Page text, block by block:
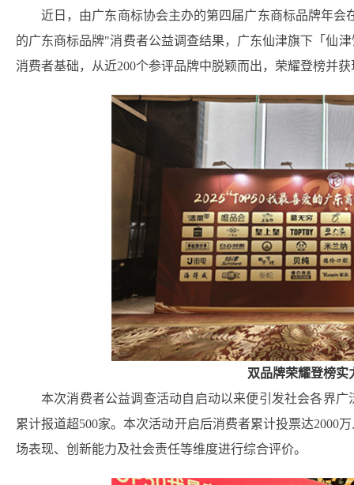
近日，由广东商标协会主办的第四届广东商标品牌年会
的广东商标品牌"消费者公益调查结果，广东仙津旗下「仙
消费者基础，从近200个参评品牌中脱颖而出，荣耀登榜并
双品牌荣耀登榜实
本次消费者公益调查活动自启动以来便引发社会各界
累计报道超500家。本次活动开启后消费者累计投票达2000
场表现、创新能力及社会责任等维度进行综合评价。